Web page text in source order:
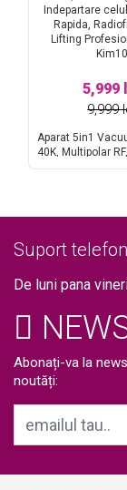
5,999
9,999
Aparat 5in1
40K, Multipolar
Suport
De luni pana
Abonați-va la
noutăți: